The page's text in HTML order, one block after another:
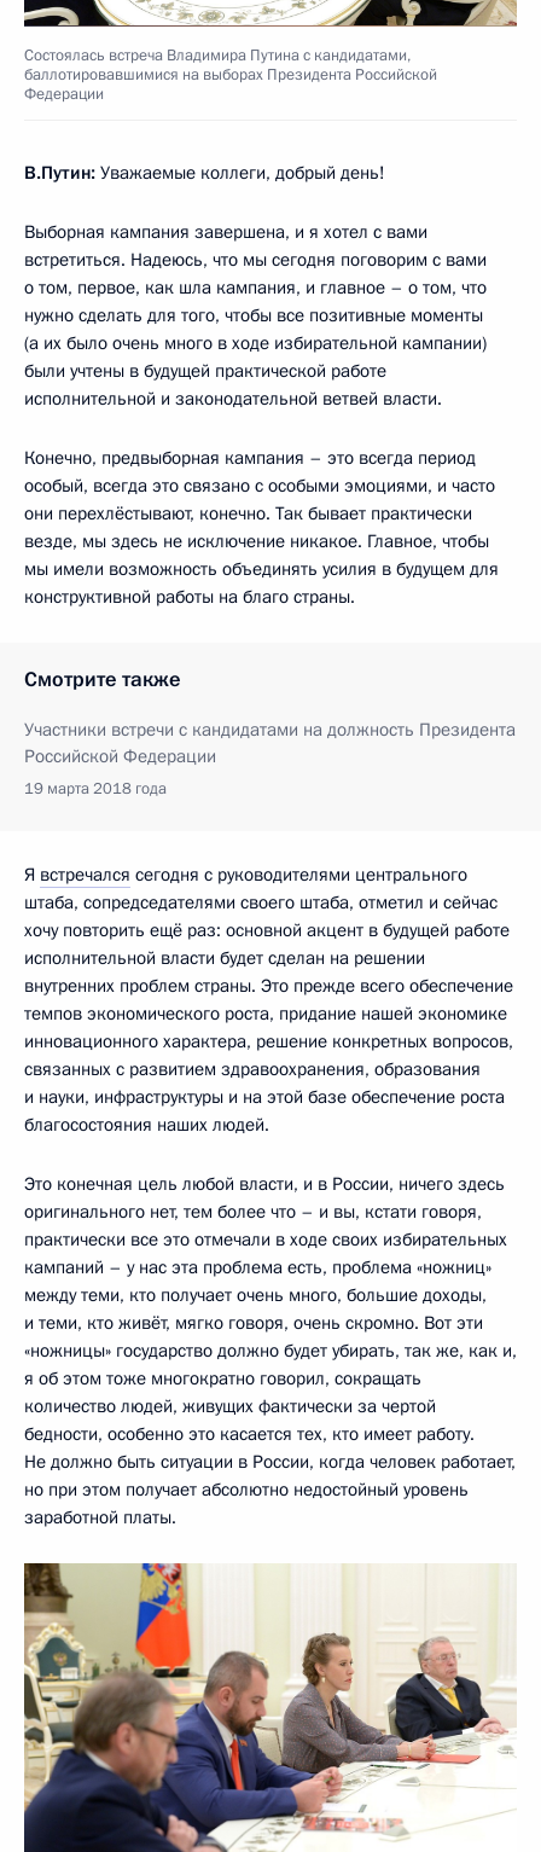
Состоялась встреча Владимира Путина с кандидатами,
баллотировавшимися на выборах Президента Российской
Федерации
В.Путин: Уважаемые коллеги, добрый день!
Выборная кампания завершена, и я хотел с вами
встретиться. Надеюсь, что мы сегодня поговорим с вами
о том, первое, как шла кампания, и главное – о том, что
нужно сделать для того, чтобы все позитивные моменты
(а их было очень много в ходе избирательной кампании)
были учтены в будущей практической работе
исполнительной и законодательной ветвей власти.
Конечно, предвыборная кампания – это всегда период
особый, всегда это связано с особыми эмоциями, и часто
они перехлёстывают, конечно. Так бывает практически
везде, мы здесь не исключение никакое. Главное, чтобы
мы имели возможность объединять усилия в будущем для
конструктивной работы на благо страны.
Смотрите также
Участники встречи с кандидатами на должность Президента
Российской Федерации
19 марта 2018 года
Я встречался сегодня с руководителями центрального
штаба, сопредседателями своего штаба, отметил и сейчас
хочу повторить ещё раз: основной акцент в будущей работе
исполнительной власти будет сделан на решении
внутренних проблем страны. Это прежде всего обеспечение
темпов экономического роста, придание нашей экономике
инновационного характера, решение конкретных вопросов,
связанных с развитием здравоохранения, образования
и науки, инфраструктуры и на этой базе обеспечение роста
благосостояния наших людей.
Это конечная цель любой власти, и в России, ничего здесь
оригинального нет, тем более что – и вы, кстати говоря,
практически все это отмечали в ходе своих избирательных
кампаний – у нас эта проблема есть, проблема «ножниц»
между теми, кто получает очень много, большие доходы,
и теми, кто живёт, мягко говоря, очень скромно. Вот эти
«ножницы» государство должно будет убирать, так же, как и,
я об этом тоже многократно говорил, сокращать
количество людей, живущих фактически за чертой
бедности, особенно это касается тех, кто имеет работу.
Не должно быть ситуации в России, когда человек работает,
но при этом получает абсолютно недостойный уровень
заработной платы.